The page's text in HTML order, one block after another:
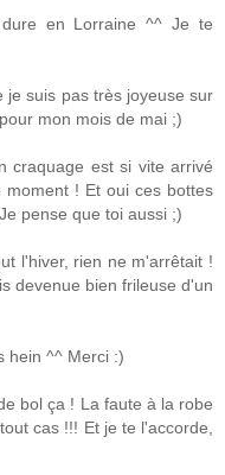
en Lorraine ^^ Je te
je suis pas très joyeuse sur
mon mois de mai ;)
craquage est si vite arrivé
! Et oui ces bottes
pense que toi aussi ;)
l'hiver, rien ne m'arrêtait !
devenue bien frileuse d'un
hein ^^ Merci :)
bol ça ! La faute à la robe
cas !!! Et je te l'accorde,